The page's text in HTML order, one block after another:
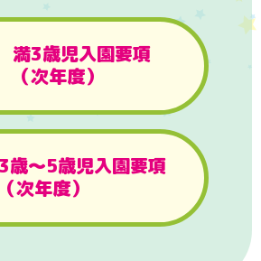
満3歳児入園要項
（次年度）
3歳〜5歳児入園要項
（次年度）